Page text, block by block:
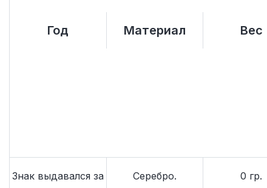
Год Материал Вес
Знак выдавался за Серебро. 0 гр.